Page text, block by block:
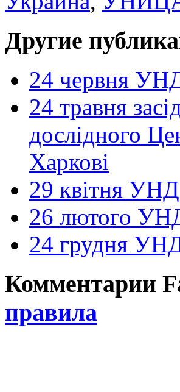
Другие
24 червня
24 травня
дослідного
Харкові
29 квітня
26 лютого
24 грудня
Комментарии
правила